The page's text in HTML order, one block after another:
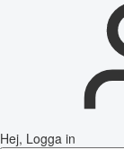
Hej, Logga in